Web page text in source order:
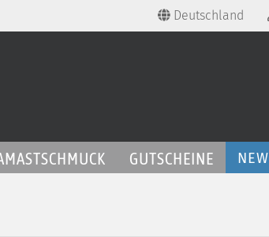
Deutschland
Passwort
GUTSCHEINE